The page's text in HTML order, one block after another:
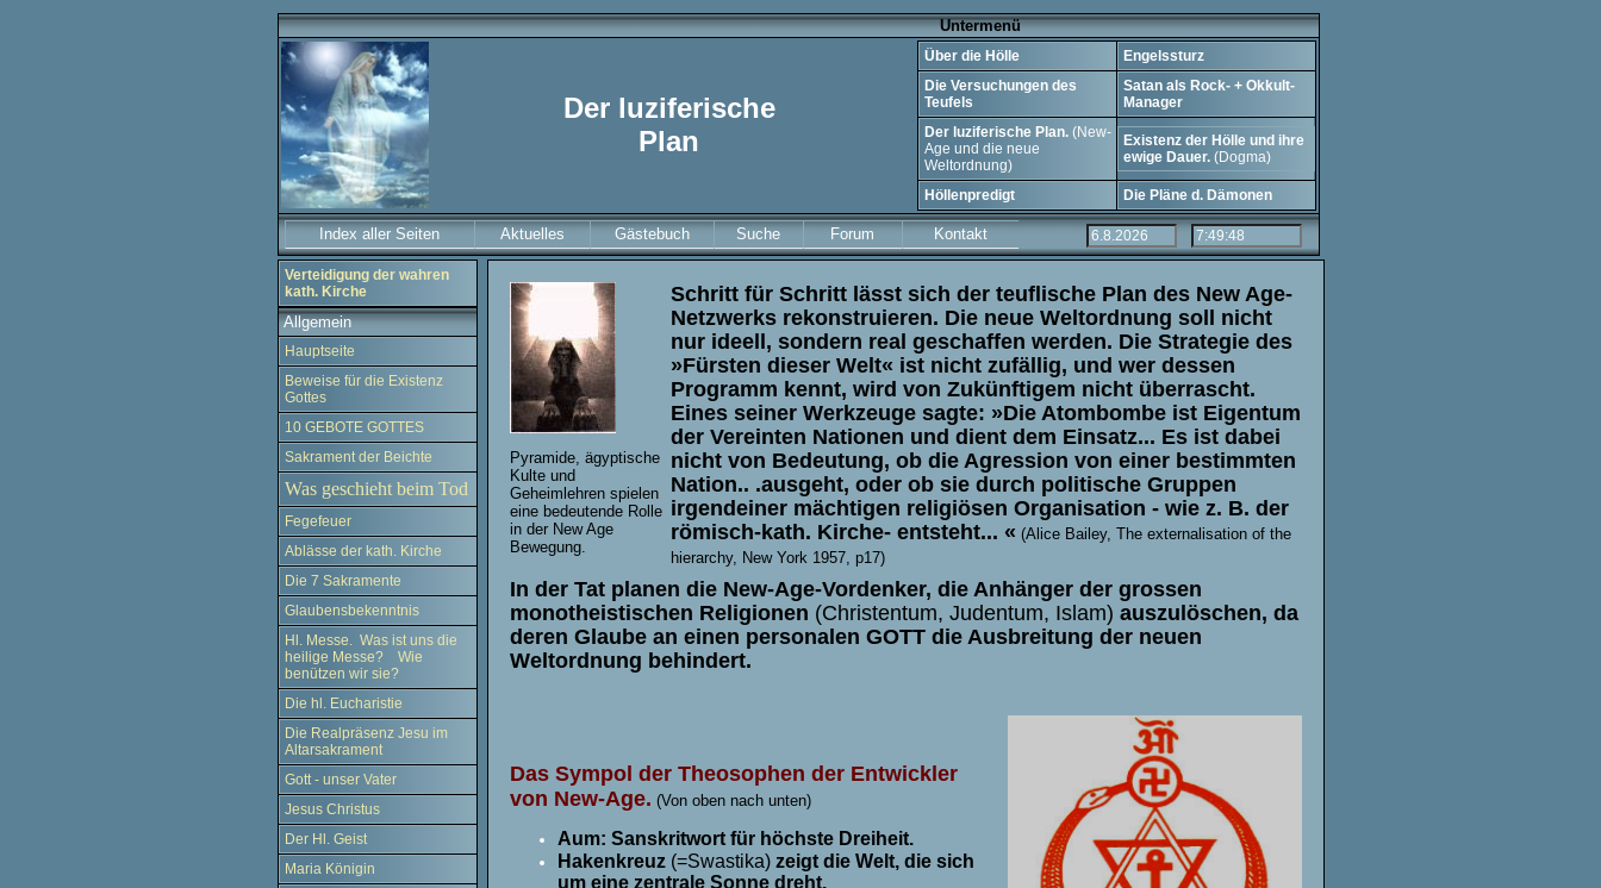
Untermenü
Der luziferische
Plan
.
.
Über die Hölle
Engelssturz
Die Versuchungen des
Teufels
Satan als Rock- + Okkult-
Manager
Der luziferische Plan. (New-
Age und die neue
Weltordnung)
Existenz der Hölle und ihre
ewige Dauer. (Dogma)
Höllenpredigt Die Pläne d. Dämonen
Index aller Seiten Aktuelles Gästebuch Suche Forum Kontakt
Verteidigung der wahren
kath. Kirche
Allgemein
Hauptseite
Beweise für die Existenz
Gottes
10 GEBOTE GOTTES
Sakrament der Beichte
Was geschieht beim Tod
Fegefeuer
Ablässe der kath. Kirche
Die 7 Sakramente
Glaubensbekenntnis
Hl. Messe. Was ist uns die
heilige Messe? Wie
benützen wir sie?
Die hl. Eucharistie
Die Realpräsenz Jesu im
Altarsakrament
Gott - unser Vater
Jesus Christus
Der Hl. Geist
Maria Königin
Pyramide, ägyptische
Kulte und
Geheimlehren spielen
eine bedeutende Rolle
in der New Age
Bewegung.
Schritt für Schritt lässt sich der teuflische Plan des New Age-
Netzwerks rekonstruieren. Die neue Weltordnung soll nicht
nur ideell, sondern real geschaffen werden. Die Strategie des
»Fürsten dieser Welt« ist nicht zufällig, und wer dessen
Programm kennt, wird von Zukünftigem nicht überrascht.
Eines seiner Werkzeuge sagte: »Die Atombombe ist Eigentum
der Vereinten Nationen und dient dem Einsatz... Es ist dabei
nicht von Bedeutung, ob die Agression von einer bestimmten
Nation.. .ausgeht, oder ob sie durch politische Gruppen
irgendeiner mächtigen religiösen Organisation - wie z. B. der
römisch-kath. Kirche- entsteht... « (Alice Bailey, The externalisation of the
hierarchy, New York 1957, p17)
In der Tat planen die New-Age-Vordenker, die Anhänger der grossen
monotheistischen Religionen (Christentum, Judentum, Islam) auszulöschen, da
deren Glaube an einen personalen GOTT die Ausbreitung der neuen
Weltordnung behindert.
Das Sympol der Theosophen der Entwickler
von New-Age. (Von oben nach unten)
Aum: Sanskritwort für höchste Dreiheit.
Hakenkreuz (=Swastika) zeigt die Welt, die sich
um eine zentrale Sonne dreht.